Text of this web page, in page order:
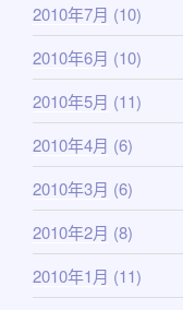
2010年7月 (10)
2010年6月 (10)
2010年5月 (11)
2010年4月 (6)
2010年3月 (6)
2010年2月 (8)
2010年1月 (11)